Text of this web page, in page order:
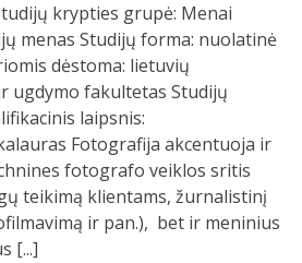
krypties grupė: Menai
menas Studijų forma: nuolatinė
dėstoma: lietuvių
ugdymo fakultetas Studijų
laipsnis:
Fotografija akcentuoja ir
fotografo veiklos sritis
teikimą klientams, žurnalistinį
ir pan.), bet ir meninius
[...]